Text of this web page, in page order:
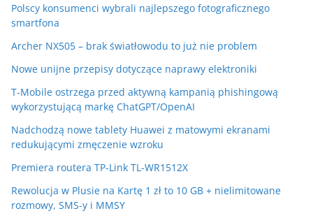
Polscy konsumenci wybrali najlepszego fotograficznego
smartfona
Archer NX505 – brak światłowodu to już nie problem
Nowe unijne przepisy dotyczące naprawy elektroniki
T-Mobile ostrzega przed aktywną kampanią phishingową
wykorzystującą markę ChatGPT/OpenAI
Nadchodzą nowe tablety Huawei z matowymi ekranami
redukującymi zmęczenie wzroku
Premiera routera TP-Link TL-WR1512X
Rewolucja w Plusie na Kartę 1 zł to 10 GB + nielimitowane
rozmowy, SMS-y i MMSY